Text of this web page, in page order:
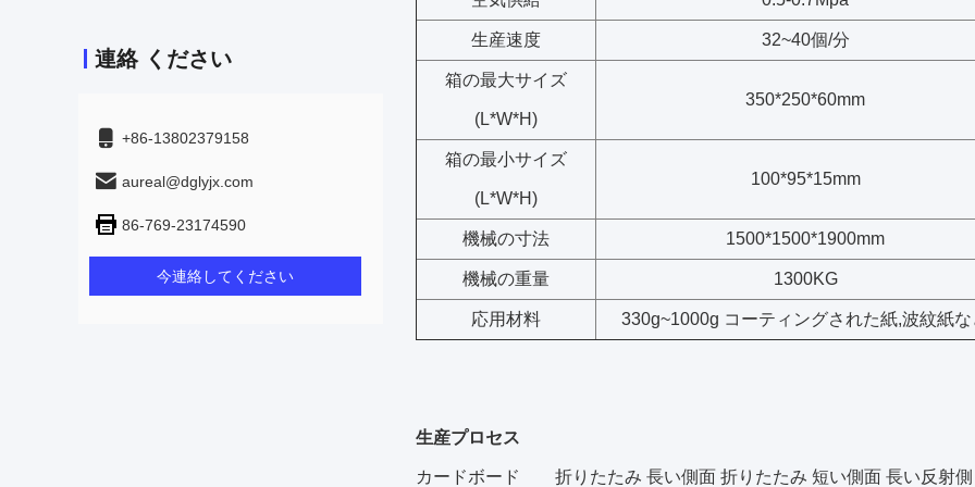
連絡 ください
+86-13802379158
aureal@dglyjx.com
86-769-23174590
今連絡してください
生産速度 32~40個/分
箱の最大サイズ
(L*W*H)
350*250*60mm
箱の最小サイズ
(L*W*H)
100*95*15mm
機械の寸法 1500*1500*1900mm
機械の重量 1300KG
応用材料 330g~1000g コーティングされた紙,波紋紙な
生産プロセス
カードボード 折りたたみ 長い側面 折りたたみ 短い側面 長い反射側